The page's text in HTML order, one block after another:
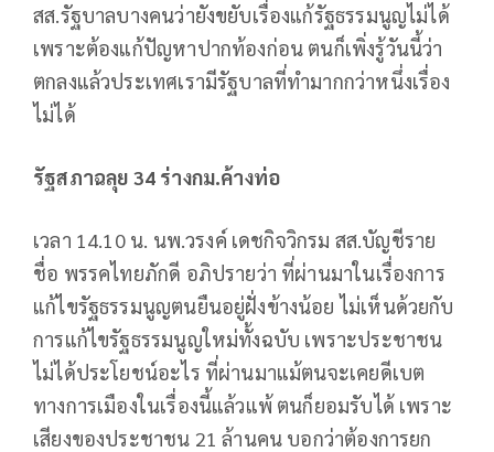
สส.รัฐบาลบางคนว่ายังขยับเรื่องแก้รัฐธรรมนูญไม่ได้
เพราะต้องแก้ปัญหาปากท้องก่อน ตนก็เพิ่งรู้วันนี้ว่า
ตกลงแล้วประเทศเรามีรัฐบาลที่ทำมากกว่าหนึ่งเรื่อง
ไม่ได้
รัฐสภาฉลุย 34 ร่างกม.ค้างท่อ
เวลา 14.10 น. นพ.วรงค์ เดชกิจวิกรม สส.บัญชีราย
ชื่อ พรรคไทยภักดี อภิปรายว่า ที่ผ่านมาในเรื่องการ
แก้ไขรัฐธรรมนูญตนยืนอยู่ฝั่งข้างน้อย ไม่เห็นด้วยกับ
การแก้ไขรัฐธรรมนูญใหม่ทั้งฉบับ เพราะประชาชน
ไม่ได้ประโยชน์อะไร ที่ผ่านมาแม้ตนจะเคยดีเบต
ทางการเมืองในเรื่องนี้แล้วแพ้ ตนก็ยอมรับได้ เพราะ
เสียงของประชาชน 21 ล้านคน บอกว่าต้องการยก